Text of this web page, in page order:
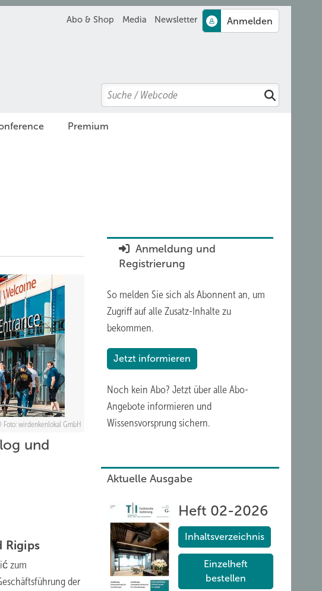
Abo & Shop Media Newsletter
Search
Suchen
Premium
Foto: wirdenkenlokal GmbH
und
Rigips
zum
der
Anmeldung und
Registrierung
So melden Sie sich als Abonnent an, um
Zugriff auf alle Zusatz-Inhalte zu
bekommen.
Jetzt informieren
Noch kein Abo? Jetzt über alle Abo-
Angebote informieren und
Wissensvorsprung sichern.
Aktuelle Ausgabe
Heft 02-2026
Inhaltsverzeichnis
Einzelheft
bestellen